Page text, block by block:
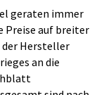
geraten immer
Preise auf breiter
der Hersteller
an die